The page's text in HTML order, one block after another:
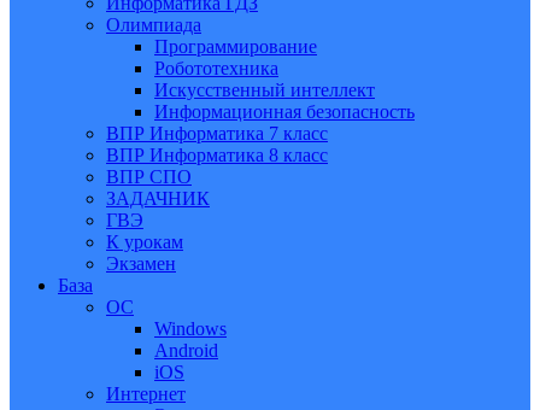
Олимпиада
Программирование
Робототехника
Искусственный интеллект
Информационная безопасность
ВПР Информатика 7 класс
ВПР Информатика 8 класс
ВПР СПО
ЗАДАЧНИК
ГВЭ
К урокам
Экзамен
База
ОС
Windows
Android
iOS
Интернет